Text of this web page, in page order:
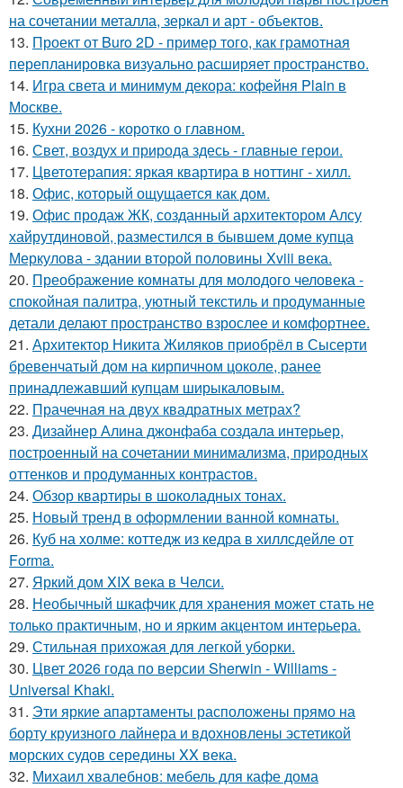
на сочетании металла, зеркал и арт - объектов.
13. Проект от Buro 2D - пример того, как грамотная
перепланировка визуально расширяет пространство.
14. Игра света и минимум декора: кофейня Plain в
Москве.
15. Кухни 2026 - коротко о главном.
16. Свет, воздух и природа здесь - главные герои.
17. Цветотерапия: яркая квартира в ноттинг - хилл.
18. Офис, который ощущается как дом.
19. Офис продаж ЖК, созданный архитектором Алсу
хайрутдиновой, разместился в бывшем доме купца
Меркулова - здании второй половины Xviii века.
20. Преображение комнаты для молодого человека -
спокойная палитра, уютный текстиль и продуманные
детали делают пространство взрослее и комфортнее.
21. Архитектор Никита Жиляков приобрёл в Сысерти
бревенчатый дом на кирпичном цоколе, ранее
принадлежавший купцам ширыкаловым.
22. Прачечная на двух квадратных метрах?
23. Дизайнер Алина джонфаба создала интерьер,
построенный на сочетании минимализма, природных
оттенков и продуманных контрастов.
24. Обзор квартиры в шоколадных тонах.
25. Новый тренд в оформлении ванной комнаты.
26. Куб на холме: коттедж из кедра в хиллсдейле от
Forma.
27. Яркий дом XIX века в Челси.
28. Необычный шкафчик для хранения может стать не
только практичным, но и ярким акцентом интерьера.
29. Стильная прихожая для легкой уборки.
30. Цвет 2026 года по версии Sherwin - Williams -
Universal Khaki.
31. Эти яркие апартаменты расположены прямо на
борту круизного лайнера и вдохновлены эстетикой
морских судов середины XX века.
32. Михаил хвалебнов: мебель для кафе дома